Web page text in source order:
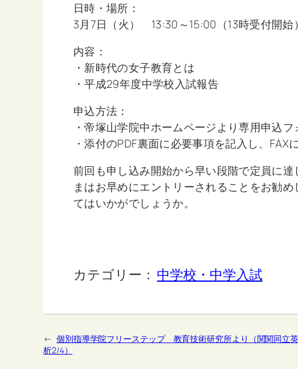
日時・場所：
3月7日（火） 13:30～15:00（13時受付開
内容：
・新時代の女子教育とは
・平成29年度中学校入試報告
申込方法：
・帝塚山学院中ホームページより専用申込
・添付のPDF裏面に必要事項を記入し、FAX
前回も申し込み開始から早い段階で定員に
まはお早めにエントリーされることをお勧
てはいかがでしょうか。
カテゴリー： 中学校・中学入試
← 個別指導学院フリーステップ 教育技術研究所より（関関同立
析2/4）